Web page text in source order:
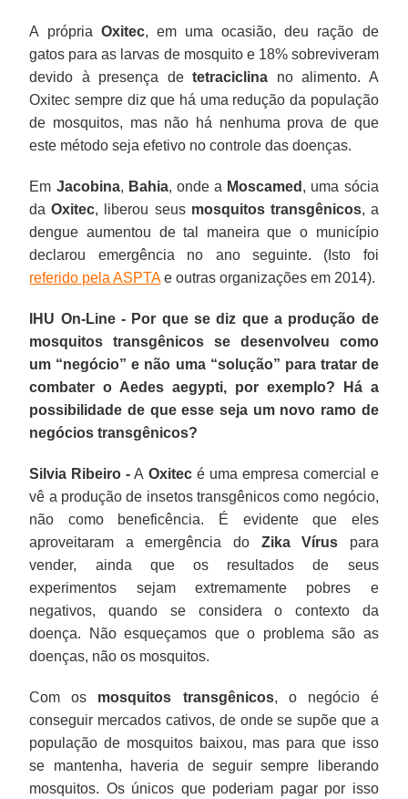
A própria Oxitec, em uma ocasião, deu ração de
gatos para as larvas de mosquito e 18% sobreviveram
devido à presença detetraciclina no alimento. A
Oxitec sempre diz que há uma redução da população
de mosquitos, mas não há nenhuma prova de que
este método seja efetivo no controle das doenças.
Em Jacobina, Bahia, onde a Moscamed , uma sócia
daOxitec, liberou seus mosquitos transgênicos, a
dengue aumentou de tal maneira que o município
declarou emergência no ano seguinte. (Isto foi
referido pela ASPTAe outras organizações em 2014).
IHU On-Line - Por que se diz que a produção de
mosquitos transgênicos se desenvolveu como
um “negócio” e não uma “solução” para tratar de
combater o Aedes aegypti, por exemplo? Há a
possibilidade de que esse seja um novo ramo de
negócios transgênicos?
Silvia Ribeiro - A Oxitecé uma empresa comercial e
vê a produção de insetos transgênicos como negócio,
não como beneficência. É evidente que eles
aproveitaram a emergência do Zika Vírus para
vender, ainda que os resultados de seus
experimentos sejam extremamente pobres e
negativos, quando se considera o contexto da
doença. Não esqueçamos que o problema são as
doenças, não os mosquitos.
Com os mosquitos transgênicos, o negócio é
conseguir mercados cativos, de onde se supõe que a
população de mosquitos baixou, mas para que isso
se mantenha, haveria de seguir sempre liberando
mosquitos. Os únicos que poderiam pagar por isso